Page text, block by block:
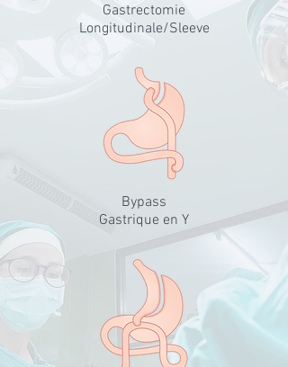
Gastrectomie
Longitudinale/Sleeve
Bypass
Gastrique en Y